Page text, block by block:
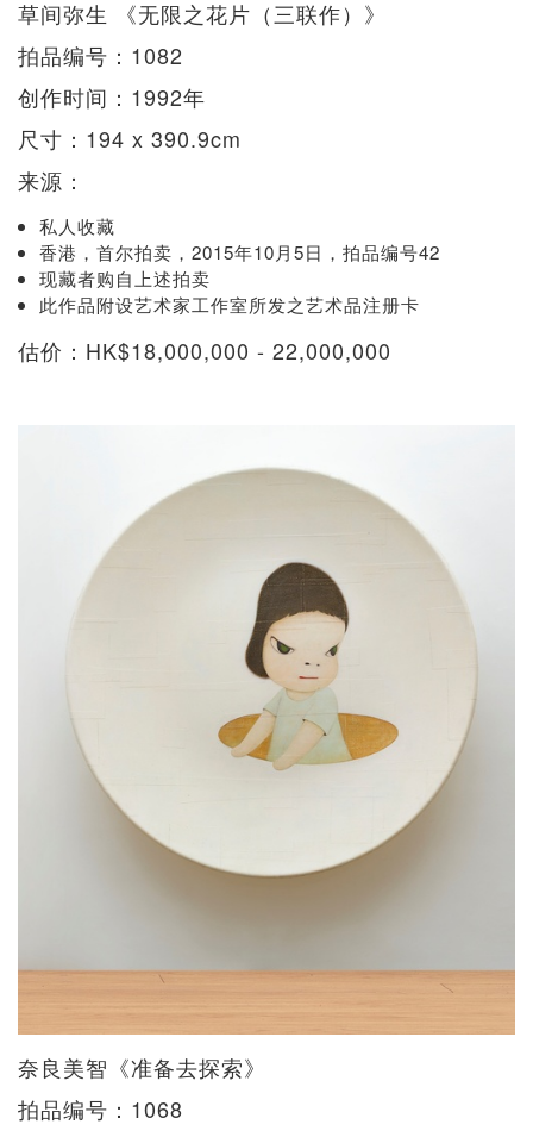
草间弥生 《无限之花片（三联作）》
拍品编号：1082
创作时间：1992年
尺寸：194 x 390.9cm
来源：
私人收藏
香港，首尔拍卖，2015年10月5日，拍品编号42
现藏者购自上述拍卖
此作品附设艺术家工作室所发之艺术品注册卡
估价：HK$18,000,000 - 22,000,000
奈良美智《准备去探索》
拍品编号：1068